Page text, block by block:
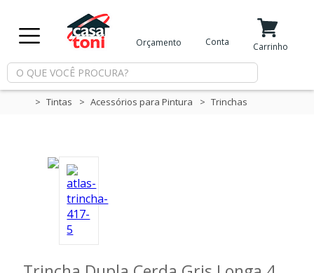
Minha Conta
Meus Favoritos
Departamentos
Orçamento Conta Carrinho
Tintas Acessórios para Pintura Trinchas